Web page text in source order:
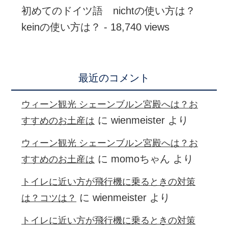
初めてのドイツ語 nichtの使い方は？
keinの使い方は？ - 18,740 views
最近のコメント
ウィーン観光 シェーンブルン宮殿へは？お
すすめのお土産は にwienmeister より
ウィーン観光 シェーンブルン宮殿へは？お
すすめのお土産は に momoちゃん より
トイレに近い方が飛行機に乗るときの対策
は？コツは？
にwienmeister より
トイレに近い方が飛行機に乗るときの対策